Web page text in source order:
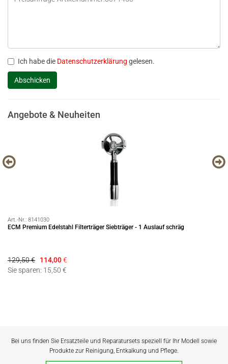
Ich habe die Datenschutzerklärung gelesen.
Angebote & Neuheiten
Art.-Nr.: 8141030
ECM Premium Edelstahl Filterträger Siebträger - 1 Auslauf schräg
129,50 € 114,00€
Sie sparen: 15,50 €
Bei uns finden Sie Ersatzteile und Reparatursets speziell für Ihr Modell sowie
Produkte zur Reinigung, Entkalkung und Pflege.